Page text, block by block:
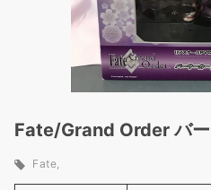
Fate/Grand Order バ
Fate